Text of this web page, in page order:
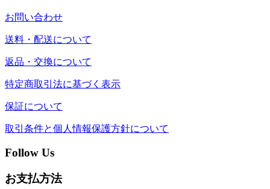
お問い合わせ
送料・配送について
返品・交換について
特定商取引法に基づく表示
保証について
取引条件と個人情報保護方針について
Follow Us
お支払方法